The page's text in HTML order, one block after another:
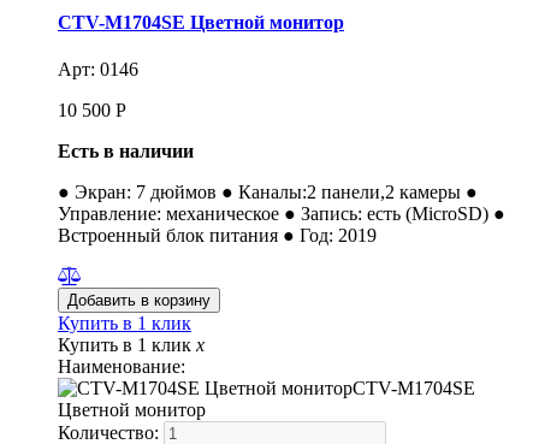
CTV-M1704SE Цветной монитор
Арт: 0146
10 500 Р
Есть в наличии
● Экран: 7 дюймов ● Каналы:2 панели,2 камеры ●
Управление: механическое ● Запись: есть (MicroSD) ●
Встроенный блок питания ● Год: 2019
Купить в 1 клик
Купить в 1 клик x
Наименование:
CTV-M1704SE
Цветной монитор
Количество: